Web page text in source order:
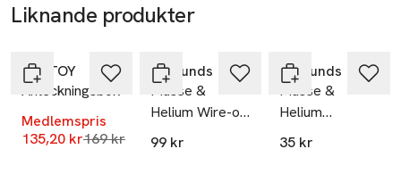
Liknande produkter
SUNTOY
Anteckningsbok
Medlemspris
135,20 krLägsta pris 30 dagar
169 kr
Hedlunds
Musse &
Helium Wire-o
block A5
99 kr
Hedlunds
Musse &
Helium
Notebook
35 kr